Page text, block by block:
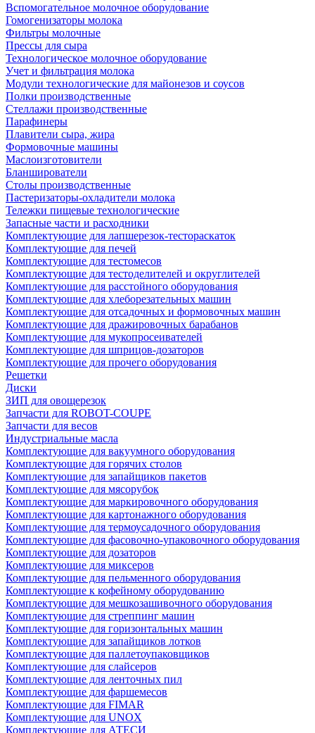
Вспомогательное молочное оборудование
Гомогенизаторы молока
Фильтры молочные
Прессы для сыра
Технологическое молочное оборудование
Учет и фильтрация молока
Модули технологические для майонезов и соусов
Полки производственные
Стеллажи производственные
Парафинеры
Плавители сыра, жира
Формовочные машины
Маслоизготовители
Бланширователи
Столы производственные
Пастеризаторы-охладители молока
Тележки пищевые технологические
Запасные части и расходники
Комплектующие для лапшерезок-тестораскаток
Комплектующие для печей
Комплектующие для тестомесов
Комплектующие для тестоделителей и округлителей
Комплектующие для расстойного оборудования
Комплектующие для хлеборезательных машин
Комплектующие для отсадочных и формовочных машин
Комплектующие для дражировочных барабанов
Комплектующие для мукопросеивателей
Комплектующие для шприцов-дозаторов
Комплектующие для прочего оборудования
Решетки
Диски
ЗИП для овощерезок
Запчасти для ROBOT-COUPE
Запчасти для весов
Индустриальные масла
Комплектующие для вакуумного оборудования
Комплектующие для горячих столов
Комплектующие для запайщиков пакетов
Комплектующие для мясорубок
Комплектующие для маркировочного оборудования
Комплектующие для картонажного оборудования
Комплектующие для термоусадочного оборудования
Комплектующие для фасовочно-упаковочного оборудования
Комплектующие для дозаторов
Комплектующие для миксеров
Комплектующие для пельменного оборудования
Комплектующие к кофейному оборудованию
Комплектующие для мешкозашивочного оборудования
Комплектующие для стреппинг машин
Комплектующие для горизонтальных машин
Комплектующие для запайщиков лотков
Комплектующие для паллетоупаковщиков
Комплектующие для слайсеров
Комплектующие для ленточных пил
Комплектующие для фаршемесов
Комплектующие для FIMAR
Комплектующие для UNOX
Комплектующие для АТЕСИ